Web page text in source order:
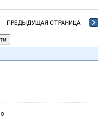
ПРЕДЫДУЩАЯ СТРАНИЦА